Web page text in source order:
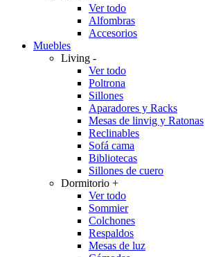
Ver todo
Alfombras
Accesorios
Muebles
Living -
Ver todo
Poltrona
Sillones
Aparadores y Racks
Mesas de linvig y Ratonas
Reclinables
Sofá cama
Bibliotecas
Sillones de cuero
Dormitorio +
Ver todo
Sommier
Colchones
Respaldos
Mesas de luz